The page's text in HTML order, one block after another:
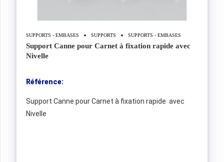
SUPPORTS - EMBASES SUPPORTS SUPPORTS - EMBASES
Support Canne pour Carnet à fixation rapide avec
Nivelle
Référence:
Support Canne pour Carnet à fixation rapide avec
Nivelle